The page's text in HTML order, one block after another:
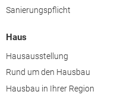
Sanierungspflicht
Haus
Hausausstellung
Rund um den Hausbau
Hausbau in Ihrer Region